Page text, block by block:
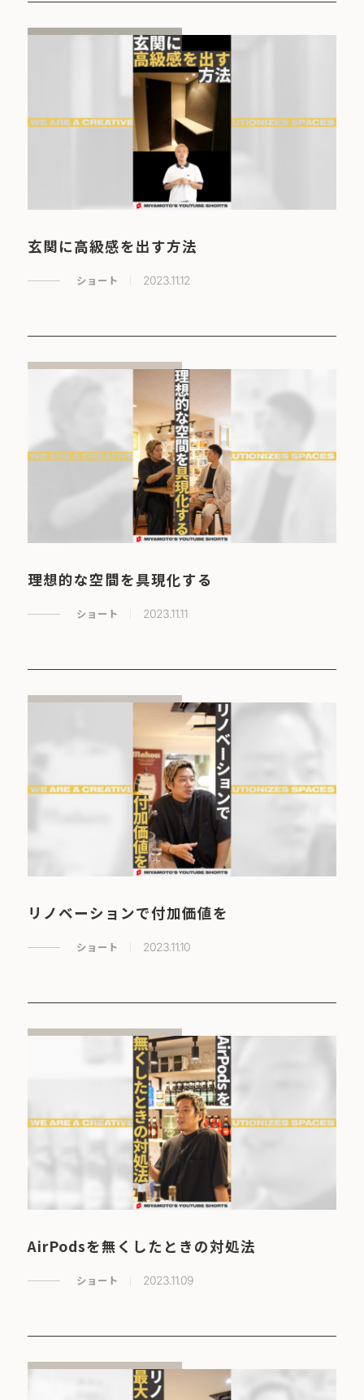
玄関に高級感を出す方法
ショート 2023.11.12
理想的な空間を具現化する
ショート 2023.11.11
リノベーションで付加価値を
ショート 2023.11.10
AirPodsを無くしたときの対処法
ショート 2023.11.09